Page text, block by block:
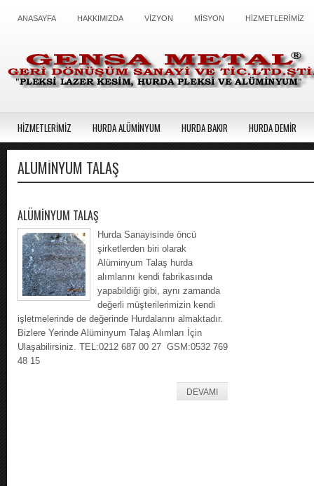
ANASAYFA HAKKIMIZDA VİZYON MİSYON HİZMETLERİMİZ
HİZMETLERİMİZ HURDA ALÜMİNYUM HURDA BAKIR HURDA DEMİR
ALÜMINYUM TALAŞ
ALÜMİNYUM TALAŞ
Hurda Sanayisinde öncü
şirketlerden biri olarak
Alüminyum Talaş hurda
alımlarını kendi fabrikasında
yapabildiği gibi, aynı zamanda
değerli müşterilerimizin kendi
işletmelerinde de değerinde Hurdalarını almaktadır.
Bizlere Yerinde Alüminyum Talaş Alımları İçin
Ulaşabilirsiniz. TEL:0212 687 00 27 GSM:0532 769
48 15
DEVAMI